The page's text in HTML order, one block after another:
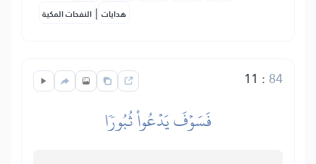
النفحات المكية | هدايات
11 : 84
فَسَوۡفَ يَدۡعُواْ ثُبُورٗا